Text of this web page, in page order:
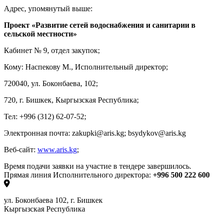
Адрес, упомянутый выше:
Проект «Развитие сетей водоснабжения и санитарии в
сельской местности»
Кабинет № 9, отдел закупок;
Кому: Наспекову М., Исполнительный директор;
720040, ул. Боконбаева, 102;
720, г. Бишкек, Кыргызская Республика;
Тел: +996 (312) 62-07-52;
Электронная почта: zakupki@aris.kg; bsydykov@aris.kg
Веб-сайт: www.aris.kg;
Время подачи заявки на участие в тендере завершилось.
Прямая линия Исполнительного директора: +996 500 222 600
ул. Боконбаева 102, г. Бишкек
Кыргызская Республика